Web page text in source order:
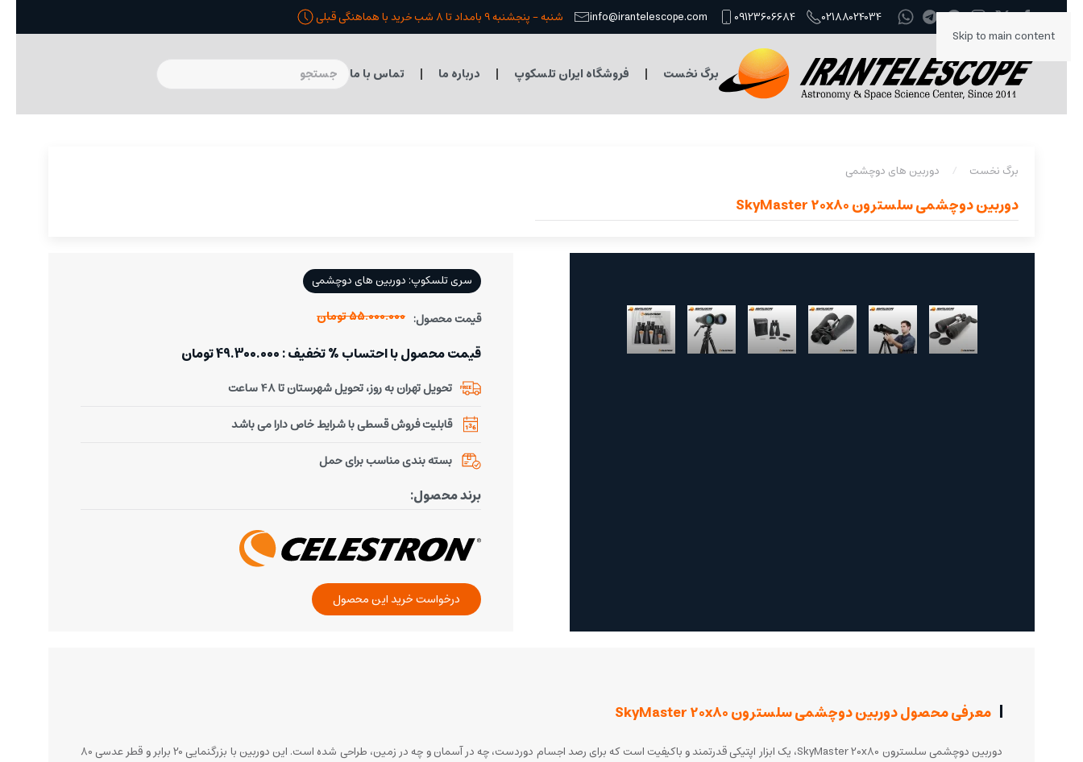
Skip to main content
02188024034
09123606684
info@irantelescope.com شنبه - پنجشنبه 9 بامداد تا 8 شب خرید با هماهنگی قبلی
برگ نخست فروشگاه ایران تلسکوپ درباره ما تماس با ما
برگ نخست دوربین های دوچشمی
دوربین دوچشمی سلسترون SkyMaster 20x80
سری تلسکوپ: دوربین های دوچشمی
قیمت محصول: 55.000.000 تومان
قیمت محصول با احتساب % تخفیف : 49.300.000 تومان
تحویل تهران به روز، تحویل شهرستان تا 48 ساعت
قابلیت فروش قسطی با شرایط خاص دارا می باشد
بسته بندی مناسب برای حمل
برند محصول:
درخواست خرید این محصول
معرفی محصول دوربین دوچشمی سلسترون SkyMaster 20x80
دوربین دوچشمی سلسترون SkyMaster 20x80، یک ابزار اپتیکی قدرتمند و باکیفیت است که برای رصد اجسام دوردست، چه در آسمان و چه در زمین، طراحی شده است. این دوربین با بزرگنمایی 20 برابر و قطر عدسی 80